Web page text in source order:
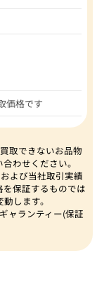
価格です
取できないお品物
わせください。
よび当社取引実績
保証するものでは
します。
ャランティー(保証